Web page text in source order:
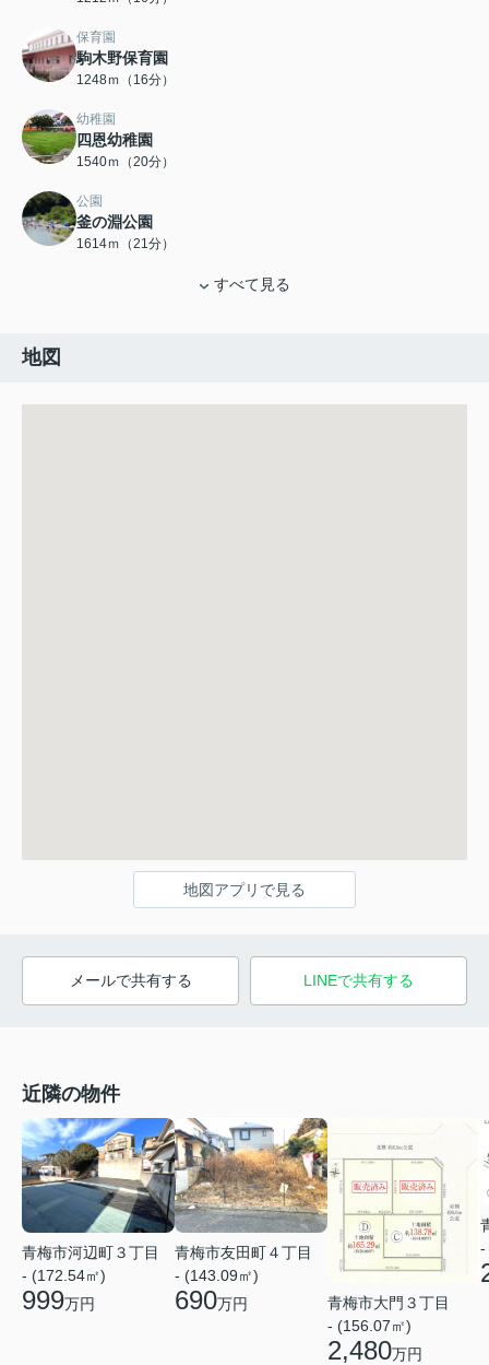
保育園
駒木野保育園
1248ｍ（16分）
幼稚園
四恩幼稚園
1540ｍ（20分）
公園
釜の淵公園
1614ｍ（21分）
すべて見る
地図
地図アプリで見る
メールで共有する LINEで共有する
近隣の物件
青梅市河辺町３丁目
- (172.54㎡)
999万円
青梅市友田町４丁目
- (143.09㎡)
690万円
青梅市大門３丁目
- (156.07㎡)
2,480万円
-